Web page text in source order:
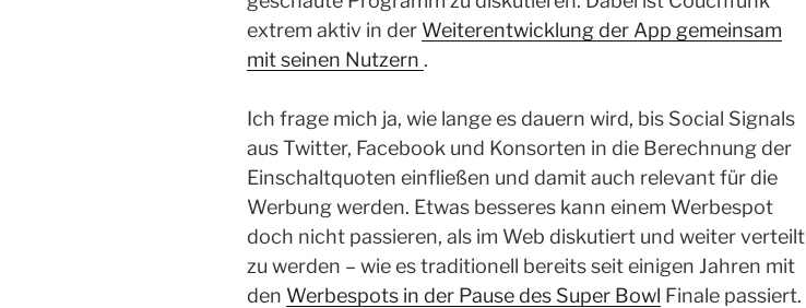
extrem aktiv in der Weiterentwicklung der App gemeinsam
mit seinen Nutzern .
Ich frage mich ja, wie lange es dauern wird, bis Social Signals
aus Twitter, Facebook und Konsorten in die Berechnung der
Einschaltquoten einfließen und damit auch relevant für die
Werbung werden. Etwas besseres kann einem Werbespot
doch nicht passieren, als im Web diskutiert und weiter verteilt
zu werden – wie es traditionell bereits seit einigen Jahren mit
den Werbespots in der Pause des Super Bowl Finale passiert.